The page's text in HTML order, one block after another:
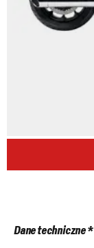
Dane techniczne *